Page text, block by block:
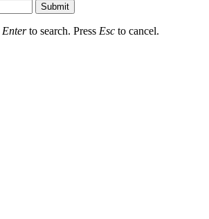
Submit
Enterto search. Press Esc to cancel.